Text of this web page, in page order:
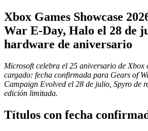
Xbox Games Showcase
War E-Day, Halo el 28 de
hardware de aniversario
Microsoft celebra el 25 aniversario de Xbox
cargado: fecha confirmada para Gears of
Campaign Evolved el 28 de julio, Spyro de
edición limitada.
Títulos con fecha